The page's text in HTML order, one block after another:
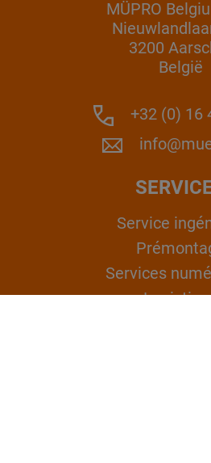
MÜPRO
3200
België
+32 (0) 16
Service
Services